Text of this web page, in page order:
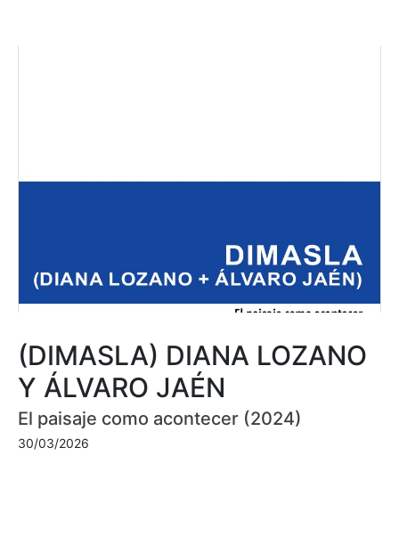
(DIMASLA) DIANA LOZANO
Y ÁLVARO JAÉN
El paisaje como acontecer (2024)
30/03/2026